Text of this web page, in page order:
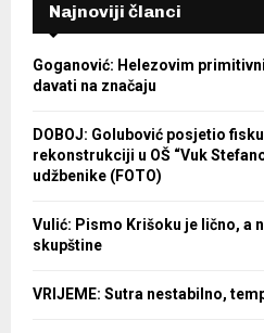
Najnoviji članci
Goganović: Helezovim
davati na značaju
DOBOJ: Golubović posjetio
rekonstrukciji u OŠ “Vuk
udžbenike (FOTO)
Vulić: Pismo Krišoku je lično, a
skupštine
VRIJEME: Sutra nestabilno,